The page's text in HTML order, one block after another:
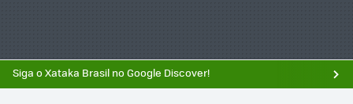
Siga o Xataka Brasil no Google Discover!